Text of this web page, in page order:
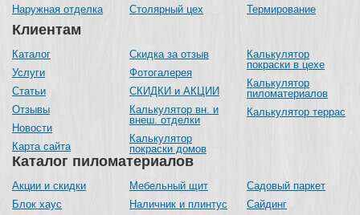
Каталог пиломатериалов
Акции и скидки
Блок хаус
Мебельный щит
Наличник и плинтус
Садовый паркет
Сайдинг
Наружная отделка
Столярный цех
Термирование
Клиентам
Каталог
Услуги
Статьи
Отзывы
Новости
Карта сайта
Скидка за отзыв
Фотогалерея
СКИДКИ и АКЦИИ
Калькулятор вн. и
внеш. отделки
Калькулятор
покраски домов
Калькулятор
покраски в цехе
Калькулятор
пиломатериалов
Калькулятор террас